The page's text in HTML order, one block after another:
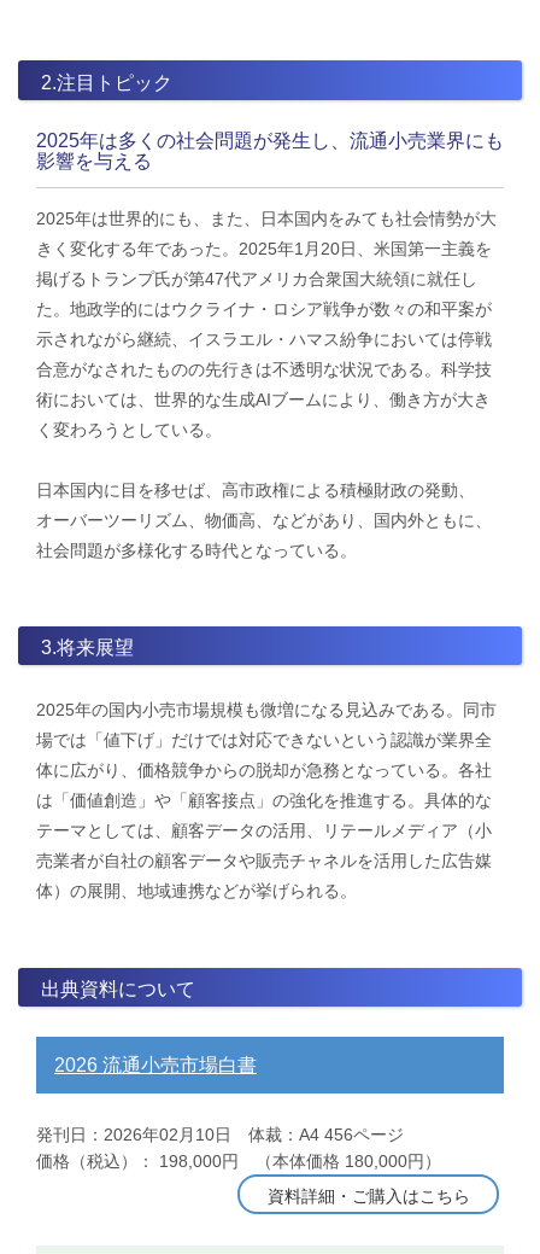
2.注目トピック
2025年は多くの社会問題が発生し、流通小売業界にも
影響を与える
2025年は世界的にも、また、日本国内をみても社会情勢が大
きく変化する年であった。2025年1月20日、米国第一主義を
掲げるトランプ氏が第47代アメリカ合衆国大統領に就任し
た。地政学的にはウクライナ・ロシア戦争が数々の和平案が
示されながら継続、イスラエル・ハマス紛争においては停戦
合意がなされたものの先行きは不透明な状況である。科学技
術においては、世界的な生成AIブームにより、働き方が大き
く変わろうとしている。
日本国内に目を移せば、高市政権による積極財政の発動、
オーバーツーリズム、物価高、などがあり、国内外ともに、
社会問題が多様化する時代となっている。
3.将来展望
2025年の国内小売市場規模も微増になる見込みである。同市
場では「値下げ」だけでは対応できないという認識が業界全
体に広がり、価格競争からの脱却が急務となっている。各社
は「価値創造」や「顧客接点」の強化を推進する。具体的な
テーマとしては、顧客データの活用、リテールメディア（小
売業者が自社の顧客データや販売チャネルを活用した広告媒
体）の展開、地域連携などが挙げられる。
出典資料について
2026 流通小売市場白書
発刊日：2026年02月10日 体裁：A4 456ページ
価格（税込）： 198,000円 （本体価格 180,000円）
資料詳細・ご購入はこちら